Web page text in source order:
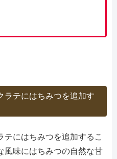
ラテにはちみつを追加す
テにはちみつを追加するこ
風味にはちみつの自然な甘